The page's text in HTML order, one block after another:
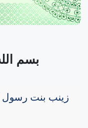
بسم
زينب بنت رسول